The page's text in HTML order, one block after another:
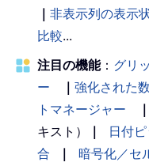
｜ 非表示列の表示
比較...
注目の機能： グリ
ー
｜ 強化された
トマネージャー
｜
キスト）
｜ 日付
合
｜ 暗号化／セ